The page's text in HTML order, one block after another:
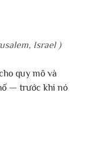
Israel )
quy mô và
— trước khi nó